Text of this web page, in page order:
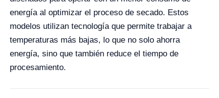
energía al optimizar el proceso de secado. Estos
modelos utilizan tecnología que permite trabajar a
temperaturas más bajas, lo que no solo ahorra
energía, sino que también reduce el tiempo de
procesamiento.